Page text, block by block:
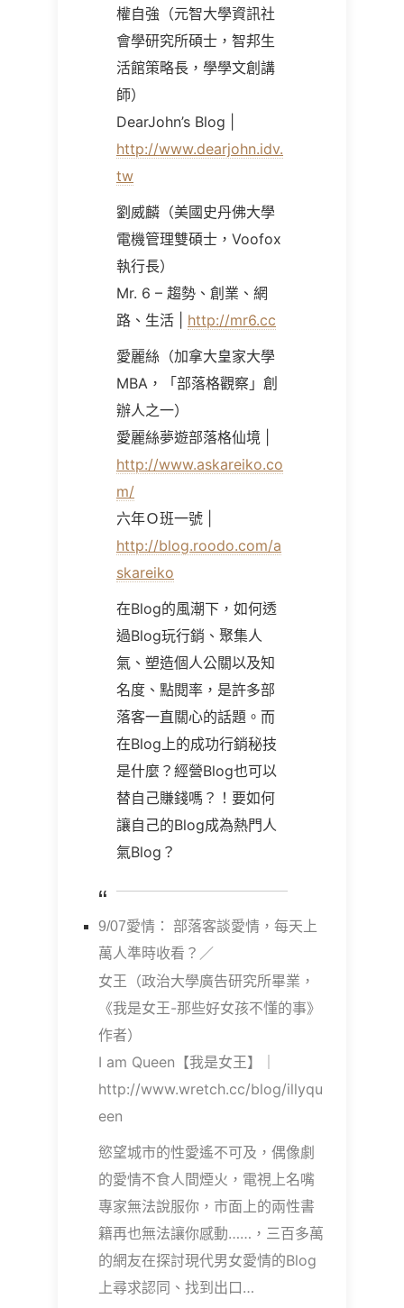
權自強（元智大學資訊社
會學研究所碩士，智邦生
活館策略長，學學文創講
師）
DearJohn’s Blog |
http://www.dearjohn.idv.
tw
劉威麟（美國史丹佛大學
電機管理雙碩士，Voofox
執行長）
Mr. 6 – 趨勢、創業、網
路、生活 | http://mr6.cc
愛麗絲（加拿大皇家大學
MBA，「部落格觀察」創
辦人之一）
愛麗絲夢遊部落格仙境 |
http://www.askareiko.co
m/
六年Ｏ班一號 |
http://blog.roodo.com/a
skareiko
在Blog的風潮下，如何透
過Blog玩行銷、聚集人
氣、塑造個人公關以及知
名度、點閱率，是許多部
落客一直關心的話題。而
在Blog上的成功行銷秘技
是什麼？經營Blog也可以
替自己賺錢嗎？！要如何
讓自己的Blog成為熱門人
氣Blog？
9/07愛情： 部落客談愛情，每天上
萬人準時收看？／
女王（政治大學廣告研究所畢業，
《我是女王-那些好女孩不懂的事》
作者）
I am Queen【我是女王】｜
http://www.wretch.cc/blog/illyqu
een
慾望城市的性愛遙不可及，偶像劇
的愛情不食人間煙火，電視上名嘴
專家無法說服你，市面上的兩性書
籍再也無法讓你感動……，三百多萬
的網友在探討現代男女愛情的Blog
上尋求認同、找到出口…